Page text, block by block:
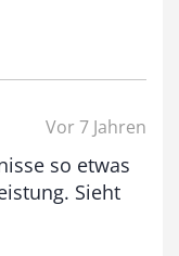
Vor 7 Jahren
so etwas
Sieht